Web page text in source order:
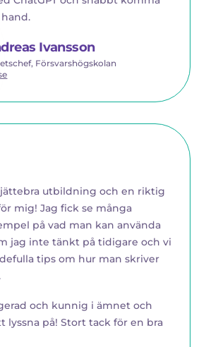
Ivansson
Försvarshögskolan
utbildning och en riktig
mig! Jag fick se många
på vad man kan använda
jag inte tänkt på tidigare och vi
tips om hur man skriver
och kunnig i ämnet och
lyssna på! Stort tack för en bra